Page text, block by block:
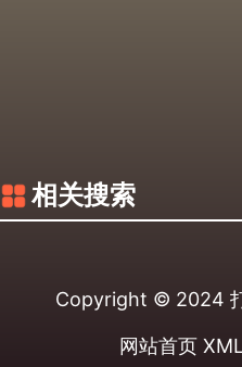
相关搜索
Copyright © 2024
网站首页